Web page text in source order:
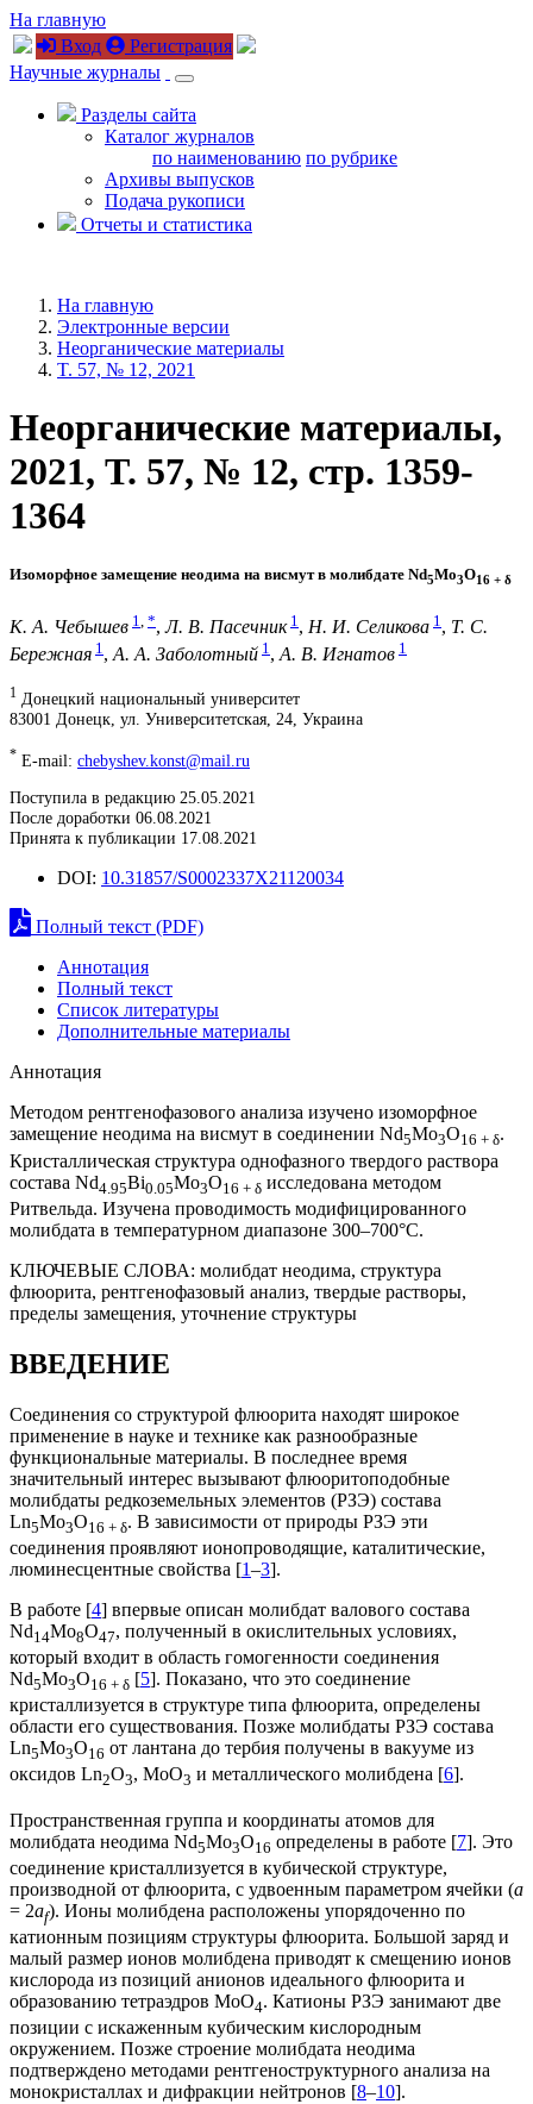
На главную
Вход
Регистрация
Научные журналы
Разделы сайта
Каталог журналов
по наименованию по рубрике
Архивы выпусков
Подача рукописи
Отчеты и статистика
На главную
Электронные версии
Неорганические материалы
T. 57, № 12, 2021
Неорганические материалы,
2021, T. 57, № 12, стр. 1359-
1364
Изоморфное замещение неодима на висмут в молибдате Nd5Mo3O16 + δ
К. А. Чебышев 1, *,Л. В. Пасечник 1, Н. И. Селикова 1, Т. С.
Бережная 1 , А. А. Заболотный 1 , А. В. Игнатов 1
1 Донецкий национальный университет
83001 Донецк, ул. Университетская, 24, Украина
* E-mail: chebyshev.konst@mail.ru
Поступила в редакцию 25.05.2021
После доработки 06.08.2021
Принята к публикации 17.08.2021
DOI: 10.31857/S0002337X21120034
Полный текст (PDF)
Аннотация
Полный текст
Список литературы
Дополнительные материалы
Аннотация
Методом рентгенофазового анализа изучено изоморфное
замещение неодима на висмут в соединении Nd5Mo3O16 + δ.
Кристаллическая структура однофазного твердого раствора
состава Nd4.95Bi0.05Mo3O16 + δ исследована методом
Ритвельда. Изучена проводимость модифицированного
молибдата в температурном диапазоне 300–700°С.
КЛЮЧЕВЫЕ СЛОВА: молибдат неодима, структура
флюорита, рентгенофазовый анализ, твердые растворы,
пределы замещения, уточнение структуры
ВВЕДЕНИЕ
Соединения со структурой флюорита находят широкое
применение в науке и технике как разнообразные
функциональные материалы. В последнее время
значительный интерес вызывают флюоритоподобные
молибдаты редкоземельных элементов (РЗЭ) состава
Ln5Mo3O16 + δ. В зависимости от природы РЗЭ эти
соединения проявляют ионопроводящие, каталитические,
люминесцентные свойства [1–3].
В работе [4] впервые описан молибдат валового состава
Nd14Mo8O47, полученный в окислительных условиях,
который входит в область гомогенности соединения
Nd5Mo3O16 + δ [5]. Показано, что это соединение
кристаллизуется в структуре типа флюорита, определены
области его существования. Позже молибдаты РЗЭ состава
Ln5Mo3O16 от лантана до тербия получены в вакууме из
оксидов Ln2O3, MoO3 и металлического молибдена [6].
Пространственная группа и координаты атомов для
молибдата неодима Nd5Mo3O16 определены в работе [7]. Это
соединение кристаллизуется в кубической структуре,
производной от флюорита, с удвоенным параметром ячейки (a
= 2af). Ионы молибдена расположены упорядоченно по
катионным позициям структуры флюорита. Большой заряд и
малый размер ионов молибдена приводят к смещению ионов
кислорода из позиций анионов идеального флюорита и
образованию тетраэдров МоО4. Катионы РЗЭ занимают две
позиции с искаженным кубическим кислородным
окружением. Позже строение молибдата неодима
подтверждено методами рентгеноструктурного анализа на
монокристаллах и дифракции нейтронов [8–10].